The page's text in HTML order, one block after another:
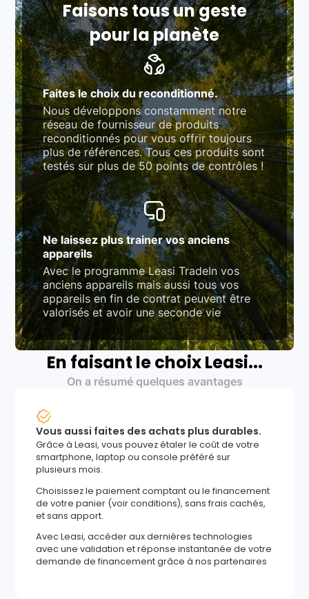
Faisons tous un geste
pour la planète
Faites le choix du reconditionné.
Nous développons constamment notre
réseau de fournisseur de produits
reconditionnés pour vous offrir toujours
plus de références. Tous ces produits sont
testés sur plus de 50 points de contrôles !
Ne laissez plus trainer vos anciens
appareils
Avec le programme Leasi TradeIn vos
anciens appareils mais aussi tous vos
appareils en fin de contrat peuvent être
valorisés et avoir une seconde vie
En faisant le choix Leasi...
On a résumé quelques avantages
Vous aussi faites des achats plus durables.
Grâce à Leasi, vous pouvez étaler le coût de votre
smartphone, laptop ou console préféré sur
plusieurs mois.
Choisissez le paiement comptant ou le financement
de votre panier (voir conditions), sans frais cachés,
et sans apport.
Avec Leasi, accéder aux dernières technologies
avec une validation et réponse instantanée de votre
demande de financement grâce à nos partenaires